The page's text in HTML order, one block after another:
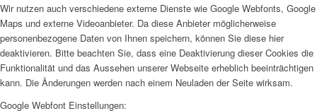
Wir nutzen auch verschiedene externe Dienste wie Google Webfonts, Google
Maps und externe Videoanbieter. Da diese Anbieter möglicherweise
personenbezogene Daten von Ihnen speichern, können Sie diese hier
deaktivieren. Bitte beachten Sie, dass eine Deaktivierung dieser Cookies die
Funktionalität und das Aussehen unserer Webseite erheblich beeinträchtigen
kann. Die Änderungen werden nach einem Neuladen der Seite wirksam.
Google Webfont Einstellungen: